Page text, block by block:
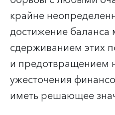
крайне
достижение
сдерживанием этих
и предотвращением
ужесточения
иметь решающее